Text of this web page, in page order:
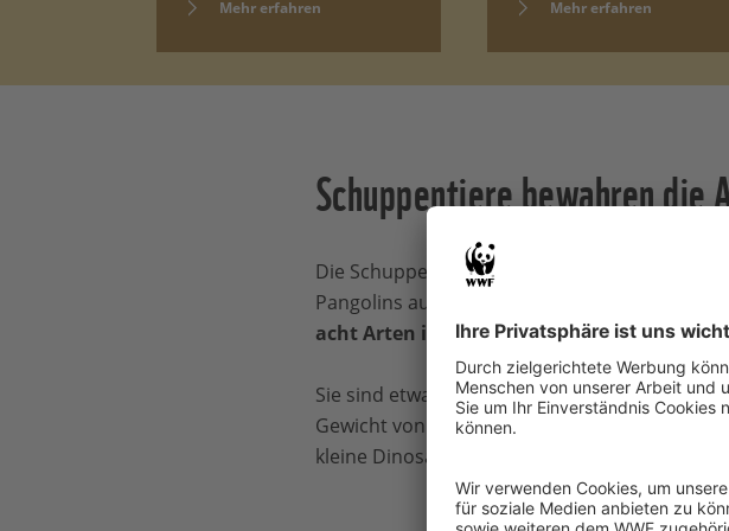
Mehr erfahren Mehr erfahren
Schuppentiere bewahren
Die Schuppentiere sehen ein wenig aus wie
Pangolins auch Tannenzapfentier. Die
acht Arten in Asien und Afrikain Wäldern,
Sie sind etwa so groß wie Hauskatzen. Das
Gewicht von 30 Kilogramm. Ansonsten sind
kleine Dinosaurier; vor allem, wenn sie auf